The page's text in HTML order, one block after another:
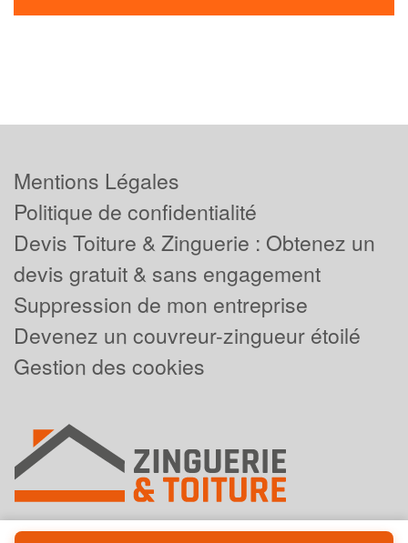
Mentions Légales
Politique de confidentialité
Devis Toiture & Zinguerie : Obtenez un
devis gratuit & sans engagement
Suppression de mon entreprise
Devenez un couvreur-zingueur étoilé
Gestion des cookies